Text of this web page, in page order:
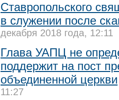
Ставропольского
в служении после
декабря 2018 года, 12:11
Глава УАПЦ не
поддержит на пост
объединенной церкви
11:27